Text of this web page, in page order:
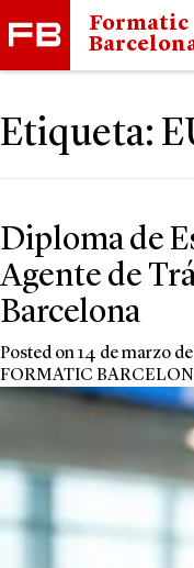
Formatic
Etiqueta:
Diploma de
Agente de
Barcelona
Posted on14 de marzo
FORMATIC